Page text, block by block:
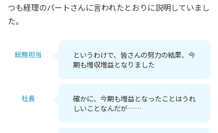
つも経理のパートさんに言われたとおりに説明していまし
た。
総務担当
というわけで、皆さんの努力の結果、今
期も増収増益となりました
社長
確かに、今期も増益となったことはうれ
しいことなんだが……